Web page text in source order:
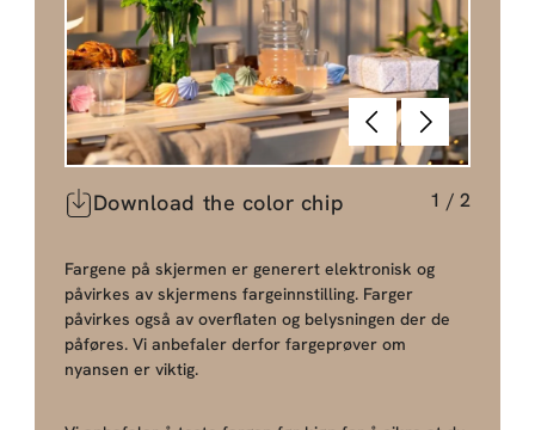
TilbakeNeste
Download the color chip 1 / 2
Fargene på skjermen er generert elektronisk og
påvirkes av skjermens fargeinnstilling. Farger
påvirkes også av overflaten og belysningen der de
påføres. Vi anbefaler derfor fargeprøver om
nyansen er viktig.